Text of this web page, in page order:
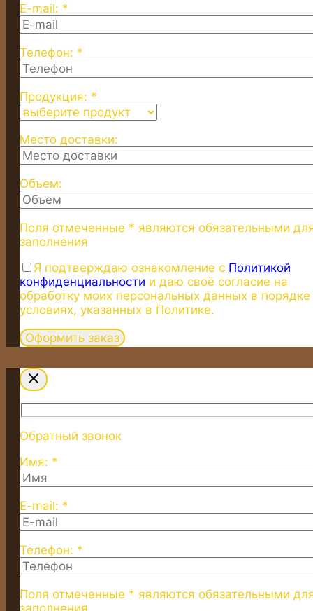
E-mail: *
Телефон: *
Продукция: *
Место доставки:
Объем:
Поля отмеченные * являются обязательными
заполнения
Я подтверждаю ознакомление с Политикой
конфиденциальности и даю своё согласие на
обработку моих персональных данных в порядке
условиях, указанных в Политике.
Обратный звонок
Имя: *
E-mail: *
Телефон: *
Поля отмеченные * являются обязательными